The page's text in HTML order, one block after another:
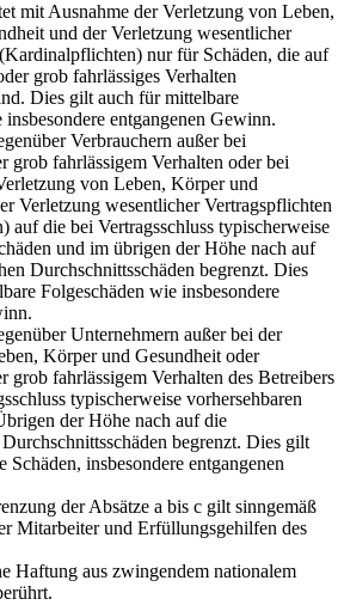
mit Ausnahme der Verletzung von Leben,
und der Verletzung wesentlicher
nur für Schäden, die auf
grob fahrlässiges Verhalten
Dies gilt auch für mittelbare
entgangenen Gewinn.
Verbrauchern außer bei
grob fahrlässigem Verhalten oder bei
von Leben, Körper und
Verletzung wesentlicher Vertragspflichten
auf die bei Vertragsschluss typischerweise
und im übrigen der Höhe nach auf
Durchschnittsschäden begrenzt. Dies
Folgeschäden wie insbesondere
Unternehmern außer bei der
Körper und Gesundheit oder
grob fahrlässigem Verhalten des Betreibers
typischerweise vorhersehbaren
der Höhe nach auf die
begrenzt. Dies gilt
Schäden, insbesondere entgangenen
der Absätze a bis c gilt sinngemäß
Mitarbeiter und Erfüllungsgehilfen des
Haftung aus zwingendem nationalem